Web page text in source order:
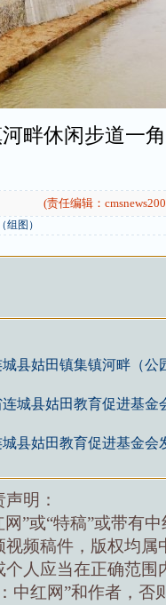
畔休闲步道一角
(责任编辑：
图）
县姑田镇集镇河畔（公
城县姑田教育促进基金
县姑田教育促进基金会
明：
”或“特稿”或带有
频稿件，版权均属
人应当在正确范围
中红网”和作者，否